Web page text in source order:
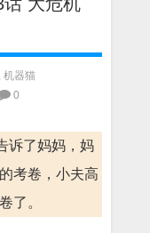
, 机器猫
0
诉了妈妈，妈
考卷，小夫高
了。